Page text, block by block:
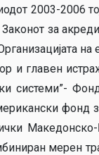
2003-2006
за
на
и главен
системи”-
фонд
Македонско-
мерен